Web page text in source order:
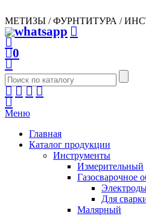
МЕТИЗЫ / ФУРНТИТУРА /
0
Меню
Главная
Каталог продукции
Инструменты
Измерительный
Газосварочное
Для
Малярный